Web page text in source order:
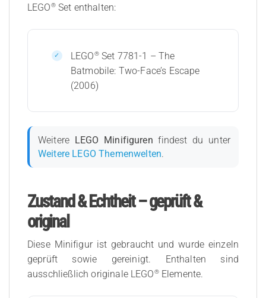
LEGO®Set enthalten:
LEGO®Set 7781-1 – The
Batmobile: Two-Face’s Escape
(2006)
Weitere LEGO Minifiguren findest du unter
Weitere LEGO Themenwelten.
Zustand & Echtheit – geprüft &
original
Diese Minifigur ist gebraucht und wurde einzeln
geprüft sowie gereinigt. Enthalten sind
ausschließlich originale LEGO®Elemente.